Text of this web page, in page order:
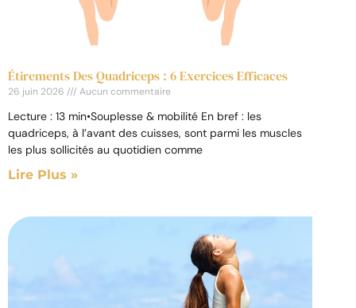
Étirements Des Quadriceps : 6 Exercices Efficaces
26 juin 2026 Aucun commentaire
Lecture : 13 min•Souplesse & mobilité En bref : les
quadriceps, à l’avant des cuisses, sont parmi les muscles
les plus sollicités au quotidien comme
Lire Plus »